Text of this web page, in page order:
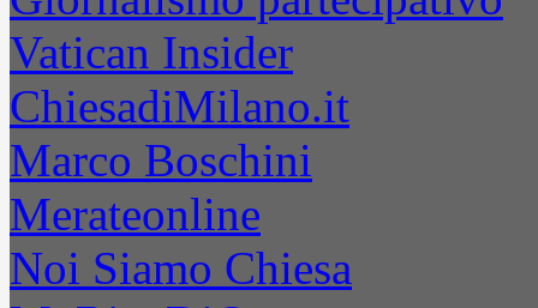
Vatican Insider
ChiesadiMilano.it
Marco Boschini
Merateonline
Noi Siamo Chiesa